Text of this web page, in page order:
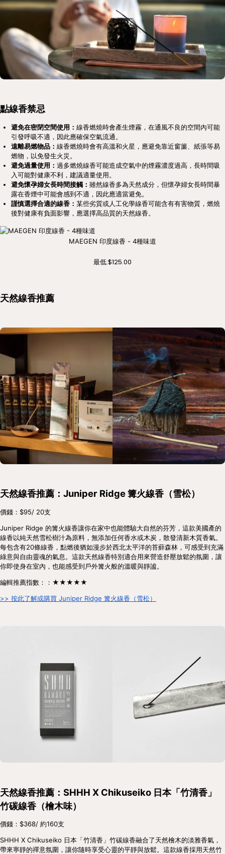
點線香禁忌
避免在密閉空間使用：線香燃燒時會產生煙霧，在通風不良的空間內可能
引發呼吸不適，因此應確保空氣流通。
遠離易燃物品：線香燃燒時會有高溫和火星，應避免靠近窗簾、紙張等易
燃物，以免發生火災。
避免過量使用：過多燃燒線香可能造成空氣中的煙霧濃度過高，長時間吸
入可能對健康不利，建議適量使用。
避免懷孕婦女長時間接觸：雖然線香多為天然成分，但懷孕婦女長時間暴
露在香煙中可能會感到不適，因此應適當避免。
謹慎選擇合適的線香：某些劣質或人工化學線香可能含有有害物質，燃燒
後對健康有負面影響，應選擇高品質的天然線香。
MAEGEN 印度線香 - 4種味道
最低:$125.00
天然線香推薦
天然線香推薦：Juniper Ridge 篝火線香（雪松）
價錢：$95/ 20支
Juniper Ridge 的篝火線香讓你在家中也能體驗大自然的芬芳，這款美國產的
線香以純天然雪松樹汁為原料，無添加任何香水或木炭，散發清新木質香氣。
每包含有20條線香，點燃後猶如漫步於西北太平洋的苔蘚森林，可感受到充滿
綠意與自由靈魂的氣息。這款天然線香特別適合用來營造舒壓放鬆的氛圍，讓
你即使身在室內，也能感受到戶外篝火般的溫暖與靜謐。
編輯推薦指數：：★★★★★
>> 按此了解或購買 Juniper Ridge 篝火線香（雪松）
天然線香推薦：SHHH X Chikuseiko 日本「竹清香」
竹碳線香（檜木味）
價錢：$368/ 約160支
SHHH X Chikuseiko 日本「竹清香」竹碳線香融合了天然檜木的淡雅香氣，
帶來寧靜的禪意氛圍，讓你隨時享受心靈的平靜與放鬆。這款線香採用天然竹